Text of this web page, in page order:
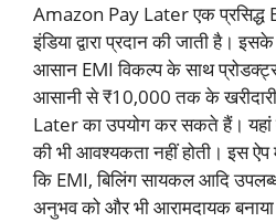
Amazon Pay Later एक प्रसिद्ध
इंडिया द्वारा प्रदान की जाती है।
आसान EMI विकल्प के साथ
आसानी से ₹10,000 तक के
Later का उपयोग कर सकते हैं।
की भी आवश्यकता नहीं होती। इस
कि EMI, बिलिंग सायकल आदि
अनुभव को और भी आरामदायक